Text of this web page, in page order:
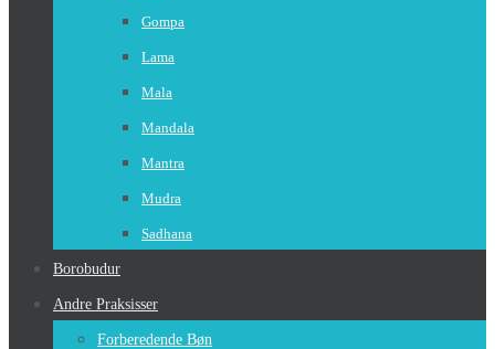
Gompa
Lama
Mala
Mandala
Mantra
Mudra
Sadhana
Borobudur
Andre Praksisser
Forberedende Bøn